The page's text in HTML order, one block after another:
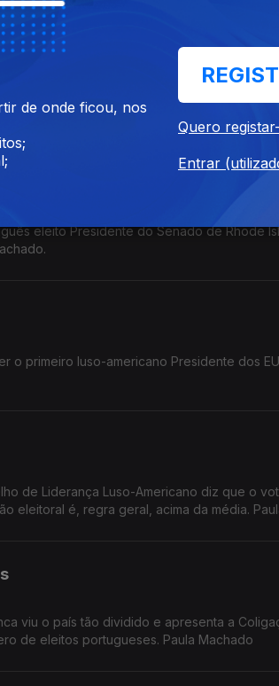
nos EUA está preocupada com o futuro:
eleito Presidente do Senado de Rhode
o primeiro luso-americano Presidente dos
Americano diz que o voto é a voz comunidade
portuguesa nos Estados Unidos e que participação eleitoral é,
viu o país tão dividido e apresenta a
de eleitos portugueses. Paula Machado
de onde ficou, nos
Quero
Entrar